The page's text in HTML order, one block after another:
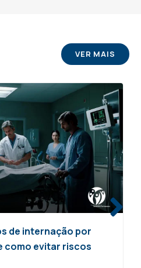
VER MAIS
de internação por
como evitar riscos